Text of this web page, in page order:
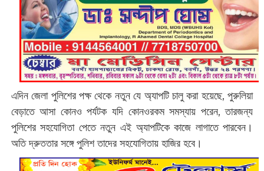
এদিন জেলা পুলিশের পক্ষ থেকে নতুন যে অ্যাপটি চালু করা হয়েছে, পুরুলিয়া
বেড়াতে আসা কোনও পর্যটক যদি কোনওরকম সমস্যায় পরেন, তারজন্য
পুলিশের সহযোগিতা পেতে নতুন এই অ্যাপটিকে কাজে লাগাতে পারবেন।
অতি দ্রুততার সঙ্গে পুলিশ তাদের সহযোগিতায় হাজির হবে।